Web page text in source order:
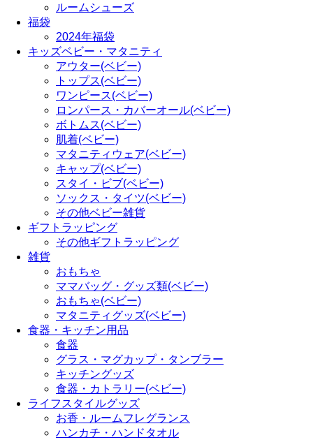
ルームシューズ
福袋
2024年福袋
キッズベビー・マタニティ
アウター(ベビー)
トップス(ベビー)
ワンピース(ベビー)
ロンパース・カバーオール(ベビー)
ボトムス(ベビー)
肌着(ベビー)
マタニティウェア(ベビー)
キャップ(ベビー)
スタイ・ビブ(ベビー)
ソックス・タイツ(ベビー)
その他ベビー雑貨
ギフトラッピング
その他ギフトラッピング
雑貨
おもちゃ
ママバッグ・グッズ類(ベビー)
おもちゃ(ベビー)
マタニティグッズ(ベビー)
食器・キッチン用品
食器
グラス・マグカップ・タンブラー
キッチングッズ
食器・カトラリー(ベビー)
ライフスタイルグッズ
お香・ルームフレグランス
ハンカチ・ハンドタオル